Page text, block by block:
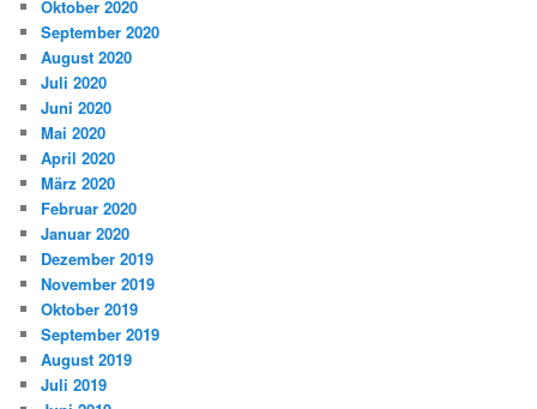
Oktober 2020
September 2020
August 2020
Juli 2020
Juni 2020
Mai 2020
April 2020
März 2020
Februar 2020
Januar 2020
Dezember 2019
November 2019
Oktober 2019
September 2019
August 2019
Juli 2019